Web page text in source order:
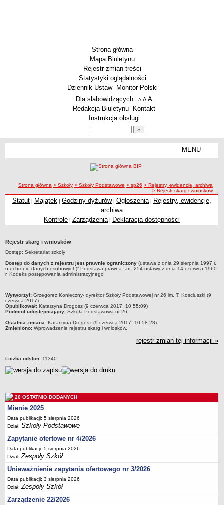
Strona główna
Mapa Biuletynu
Rejestr zmian treści
Statystyki oglądalności
Dziennik Ustaw
Monitor Polski
Menu dodatkowe
Dla słabowidzących A pomniejsz czcionkę
A standardowy rozmiar czcionki
A
Redakcja Biuletynu
Kontakt
Instrukcja obsługi
MENU
Licea
Zespoły Szkół
Techniczne Zakłady Naukowe
PRZEDSZKOLA
ARCHIWUM SZKÓŁ I PLACÓWEK
Zlikwidowane gimnazja
Przekształcone szkoły i placówki
SPECJALNE OŚRODKI SZKOLNO-WYCHOWAWCZE
Specjalny Ośrodek nr 1
BURSA MIEJSKA
Majątek
Ogłoszenie
Zarządzenia
Kontrole
Rejestry, ewidencje, archiwa
Sprawozdania
Deklaracja dostępności
PORADNIE PSYCHOLOGICZNO-PEDAGOGICZNE
Zespół Poradni
BIURO FINANSÓW OŚWIATY
Dane podstawowe
ścieżka nawigacji
Strona główna > Szkoły > Szkoły Podstawowe > sp26 > Rejestry, ewidencje, archiwa
> Rejestr skarg i wniosków
Statut | Majątek | Godziny dyżurów| Ogłoszenia | Rejestry, ewidencje,
archiwa
Kontrole | Zarządzenia | Deklaracja dostępności
Rejestr skarg i wniosków
Dostęp: Sekretariat szkoły
Dostęp do danych z rejestru jest prawnie ograniczony (ustawa z dnia 29 sierpnia 1997 r.
o ochronie danych osobowych)” Podstawa prawna: art. 254 ustawy z dnia 14 czerwca 1960
r. Kodeks postępowania administracyjnego
metryczka
Wytworzył: Grzegorez Konieczny- dyrektor Szkoły Podstawowej nr 26 im. T. Kościuszki (9
czerwca 2017)
Opublikował: Katarzyna Drogosz (9 czerwca 2017, 10:55:09)
Podmiot udostępniający: Szkoła Podstawowa nr 26
Ostatnia zmiana: Katarzyna Drogosz (9 czerwca 2017, 10:58:28)
Zmieniono: Wprowadzenie rejestru skarg i wniosków.
rejestr zmian tej informacji »
Liczba odsłon: 11340
20 OSTATNIO DODANYCH
Mienie 2025
Data publikacji: 5 sierpnia 2026
Dział:Szkoły Podstawowe
Zapytanie ofertowe nr 4/2026
Data publikacji: 5 sierpnia 2026
Dział:Zespoły Szkół
Unieważnienie zapytania ofertowego nr 3/2026
Data publikacji: 3 sierpnia 2026
Dział:Zespoły Szkół
Zarządzenie 22/2026